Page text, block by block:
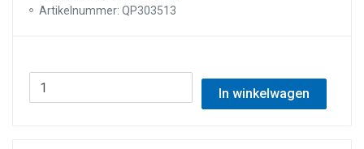
Artikelnummer: QP303513
In winkelwagen